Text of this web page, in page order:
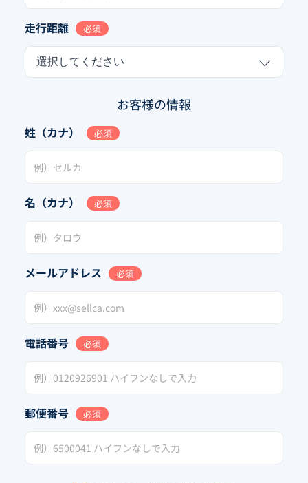
走行距離 必須
選択してください
お客様の情報
姓（カナ） 必須
名（カナ） 必須
メールアドレス 必須
電話番号 必須
郵便番号 必須